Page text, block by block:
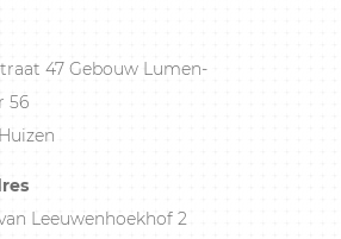
47 Gebouw Lumen-
56
Leeuwenhoekhof 2